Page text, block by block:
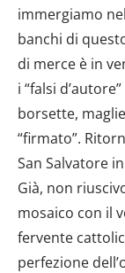
immergiamo
banchi di
di merce è in
i “falsi
borsette,
“firmato”.
San Salvatore
Già, non
mosaico con il
fervente
perfezione